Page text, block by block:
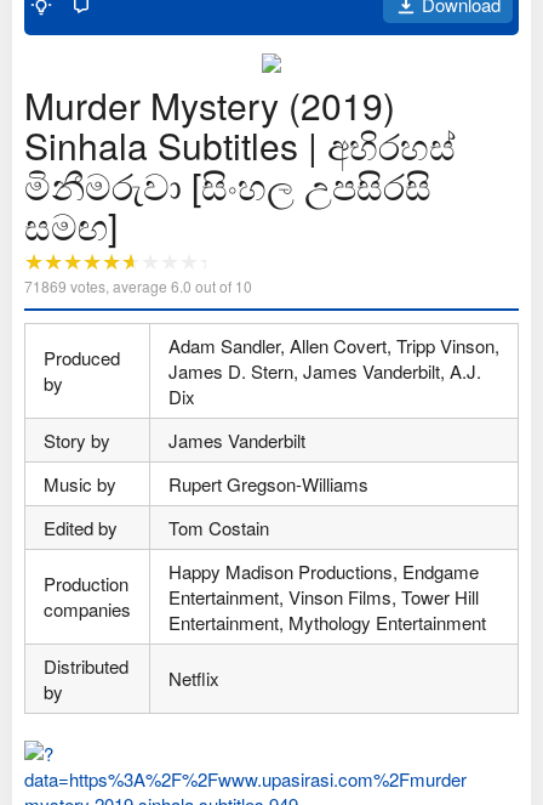
Murder Mystery (2019)
Sinhala Subtitles | අභිරහස්
මිනීමරුවා [සිංහල උපසිරසි
සමඟ]
71869 votes, average 6.0 out of 10
Produced
by
Adam Sandler, Allen Covert, Tripp Vinson,
James D. Stern, James Vanderbilt, A.J.
Dix
Story by
James Vanderbilt
Music by
Rupert Gregson-Williams
Edited by
Tom Costain
Production
companies
Happy Madison Productions, Endgame
Entertainment, Vinson Films, Tower Hill
Entertainment, Mythology Entertainment
Distributed
by
Netflix